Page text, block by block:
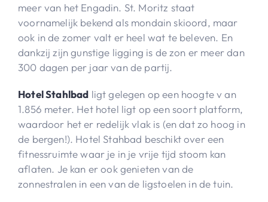
meer van het Engadin. St. Moritz staat
voornamelijk bekend als mondain skioord, maar
ook in de zomer valt er heel wat te beleven. En
dankzij zijn gunstige ligging is de zon er meer dan
300 dagen per jaar van de partij.
Hotel Stahlbad ligt gelegen op een hoogte v an
1.856 meter. Het hotel ligt op een soort platform,
waardoor het er redelijk vlak is (en dat zo hoog in
de bergen!). Hotel Stahbad beschikt over een
fitnessruimte waar je in je vrije tijd stoom kan
aflaten. Je kan er ook genieten van de
zonnestralen in een van de ligstoelen in de tuin.